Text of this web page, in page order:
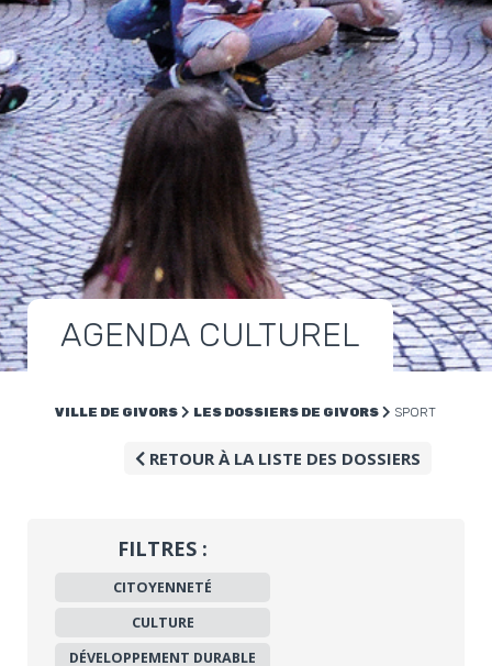
AGENDA CULTUREL
VILLE DE GIVORS LES DOSSIERS DE GIVORS SPORT
RETOUR À LA LISTE DES DOSSIERS
FILTRES :
CITOYENNETÉ
CULTURE
DÉVELOPPEMENT DURABLE